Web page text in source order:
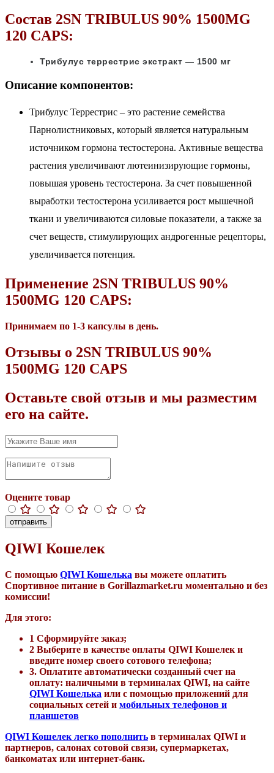
Состав 2SN TRIBULUS 90% 1500MG
120 CAPS:
Трибулус террестрис экстракт — 1500 мг
Описание компонентов:
Трибулус Террестрис – это растение семейства
Парнолистниковых, который является натуральным
источником гормона тестостерона. Активные вещества
растения увеличивают лютеинизирующие гормоны,
повышая уровень тестостерона. За счет повышенной
выработки тестостерона усиливается рост мышечной
ткани и увеличиваются силовые показатели, а также за
счет веществ, стимулирующих андрогенные рецепторы,
увеличивается потенция.
Применение 2SN TRIBULUS 90%
1500MG 120 CAPS:
Принимаем по 1-3 капсулы в день.
Отзывы о 2SN TRIBULUS 90%
1500MG 120 CAPS
Оставьте свой отзыв и мы разместим
его на сайте.
Оцените товар
отправить
QIWI Кошелек
С помощью QIWI Кошелька вы можете оплатить
Спортивное питание в Gorillazmarket.ru моментально и без
комиссии!
Для этого:
1 Сформируйте заказ;
2 Выберите в качестве оплаты QIWI Кошелек и
введите номер своего сотового телефона;
3. Оплатите автоматически созданный счет на
оплату: наличными в терминалах QIWI, на сайте
QIWI Кошелька или с помощью приложений для
социальных сетей и мобильных телефонов и
планшетов
QIWI Кошелек легко пополнить в терминалах QIWI и
партнеров, салонах сотовой связи, супермаркетах,
банкоматах или интернет-банк.